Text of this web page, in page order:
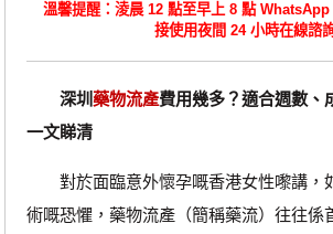
溫馨提醒：淩晨 12 點至早上 8 點
接使用夜間 24 小時在線諮
深圳 藥物流產費用幾多？適合週數、
一文睇清
對於面臨意外懷孕嘅香港女性嚟講，
術嘅恐懼，藥物流產（簡稱藥流）往往係